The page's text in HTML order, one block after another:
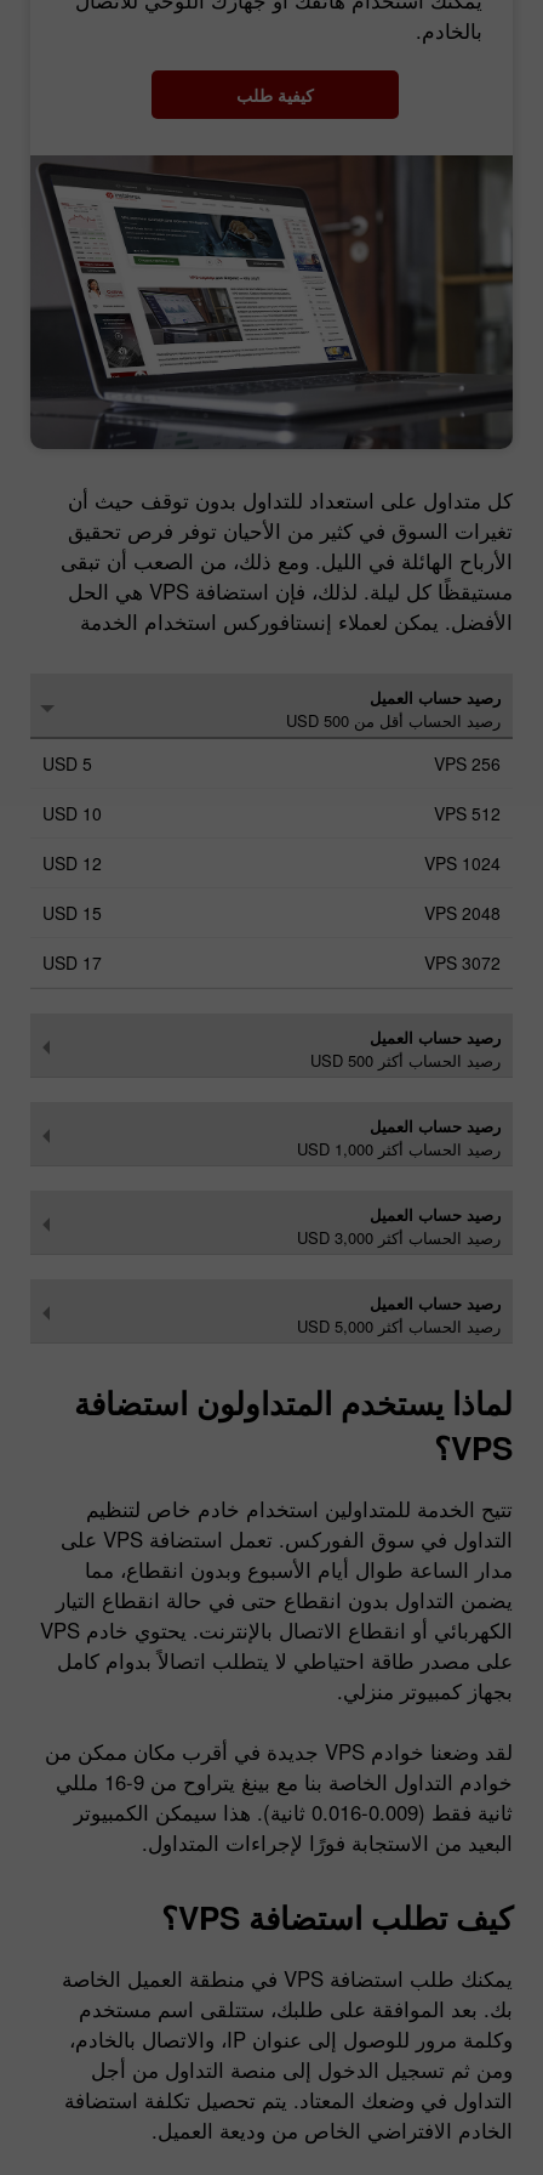
بالخادم.
كيفية طلب
كل متداول على استعداد للتداول بدون توقف حيث أن
تغيرات السوق في كثير من الأحيان توفر فرص تحقيق
الأرباح الهائلة في الليل. ومع ذلك، من الصعب أن تبقى
مستيقظًا كل ليلة. لذلك، فإن استضافة VPS هي الحل
الأفضل. يمكن لعملاء إنستافوركس استخدام الخدمة
رصيد حساب العميل
رصيد الحساب أقل من USD 500
USD 5
USD 10
USD 12
USD 15
USD 17
رصيد حساب العميل
رصيد الحساب أكثر USD 500
رصيد حساب العميل
رصيد الحساب أكثر USD 1,000
رصيد حساب العميل
رصيد الحساب أكثر USD 3,000
رصيد حساب العميل
رصيد الحساب أكثر USD 5,000
لماذا يستخدم المتداولون استضافة
VPS؟
تتيح الخدمة للمتداولين استخدام خادم خاص لتنظيم
التداول في سوق الفوركس. تعمل استضافة VPS على
مدار الساعة طوال أيام الأسبوع وبدون انقطاع، مما
يضمن التداول بدون انقطاع حتى في حالة انقطاع التيار
الكهربائي أو انقطاع الاتصال بالإنترنت. يحتوي خادم VPS
على مصدر طاقة احتياطي لا يتطلب اتصالاً بدوام كامل
بجهاز كمبيوتر منزلي.
لقد وضعنا خوادم VPS جديدة في أقرب مكان ممكن من
خوادم التداول الخاصة بنا مع بينغ يتراوح من 9-16 مللي
ثانية فقط (0.009-0.016 ثانية). هذا سيمكن الكمبيوتر
البعيد من الاستجابة فورًا لإجراءات المتداول.
كيف تطلب استضافة VPS؟
يمكنك طلب استضافة VPS في منطقة العميل الخاصة
بك. بعد الموافقة على طلبك، ستتلقى اسم مستخدم
وكلمة مرور للوصول إلى عنوان IP، والاتصال بالخادم،
ومن ثم تسجيل الدخول إلى منصة التداول من أجل
التداول في وضعك المعتاد. يتم تحصيل تكلفة استضافة
الخادم الافتراضي الخاص من وديعة العميل.